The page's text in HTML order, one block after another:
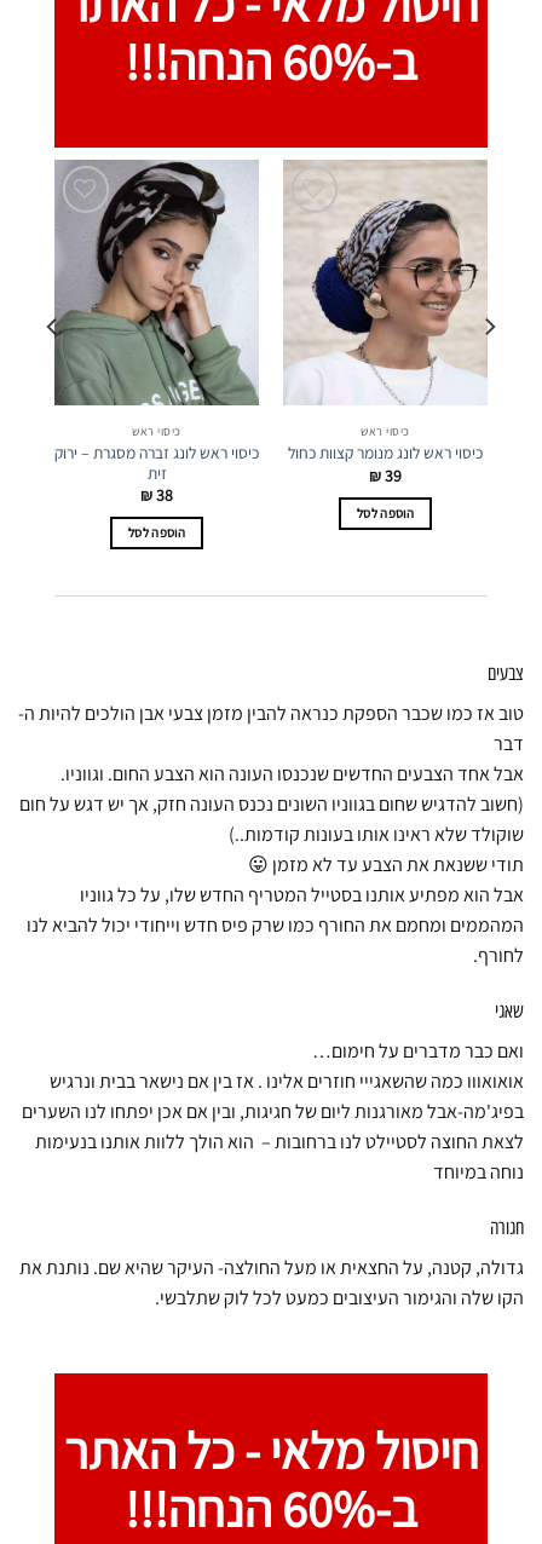
ב-60% הנחה!!!
כיסוי ראש
כיסוי ראש לונג מנומר קצוות כחול
₪39
הוספה לסל
כיסוי ראש
כיסוי ראש לונג זברה מסגרת – ירוק
זית
₪38
הוספה לסל
צבעים
טוב אז כמו שכבר הספקת כנראה להבין מזמן צבעי אבן הולכים להיות ה-
דבר
אבל אחד הצבעים החדשים שנכנסו העונה הוא הצבע החום. וגווניו.
(חשוב להדגיש שחום בגווניו השונים נכנס העונה חזק, אך יש דגש על חום
שוקולד שלא ראינו אותו בעונות קודמות..)
תודי ששנאת את הצבע עד לא מזמן 😛
אבל הוא מפתיע אותנו בסטייל המטריף החדש שלו, על כל גווניו
המהממים ומחמם את החורף כמו שרק פיס חדש וייחודי יכול להביא לנו
לחורף.
שאגי
ואם כבר מדברים על חימום…
אואואווו כמה שהשאגייי חוזרים אלינו . אז בין אם נישאר בבית ונרגיש
בפיג'מה-אבל מאורגנות ליום של חגיגות, ובין אם אכן יפתחו לנו השערים
לצאת החוצה לסטיילט לנו ברחובות – הוא הולך ללוות אותנו בנעימות
נוחה במיוחד
חגורה
גדולה, קטנה, על החצאית או מעל החולצה- העיקר שהיא שם. נותנת את
הקו שלה והגימור העיצובים כמעט לכל לוק שתלבשי.
חיסול מלאי -כל האתר
ב-60% הנחה!!!